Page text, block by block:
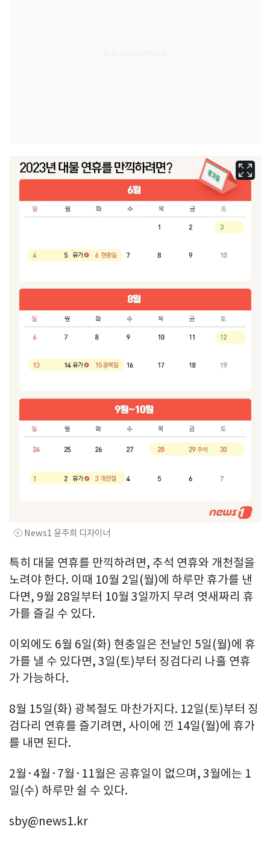
ⓒ News1 윤주희 디자이너
특히 대물 연휴를 만끽하려면, 추석 연휴와 개천절을
노려야 한다. 이때 10월 2일(월)에 하루만 휴가를 낸
다면, 9월 28일부터 10월 3일까지 무려 엿새짜리 휴
가를 즐길 수 있다.
이외에도 6월 6일(화) 현충일은 전날인 5일(월)에 휴
가를 낼 수 있다면, 3일(토)부터 징검다리 나흘 연휴
가 가능하다.
8월 15일(화) 광복절도 마찬가지다. 12일(토)부터 징
검다리 연휴를 즐기려면, 사이에 낀 14일(월)에 휴가
를 내면 된다.
2월·4월·7월·11월은 공휴일이 없으며, 3월에는 1
일(수) 하루만 쉴 수 있다.
sby@news1.kr